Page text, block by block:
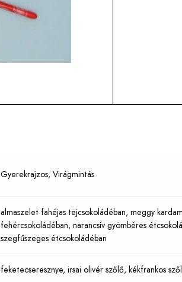
Gyerekrajzos, Virágmintás
almaszelet fahéjas tejcsokoládéban,meggy
fehércsokoládéban,narancsív gyömbéres
szegfűszeges étcsokoládéban
feketecseresznye, irsai olivér szőlő, kékfrankos